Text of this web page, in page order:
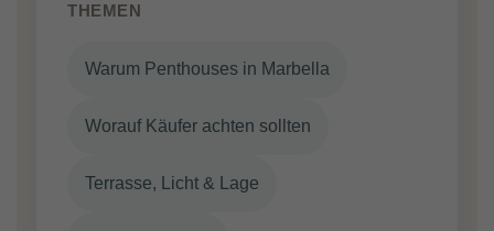
THEMEN
Warum Penthouses in Marbella
Worauf Käufer achten sollten
Terrasse, Licht & Lage